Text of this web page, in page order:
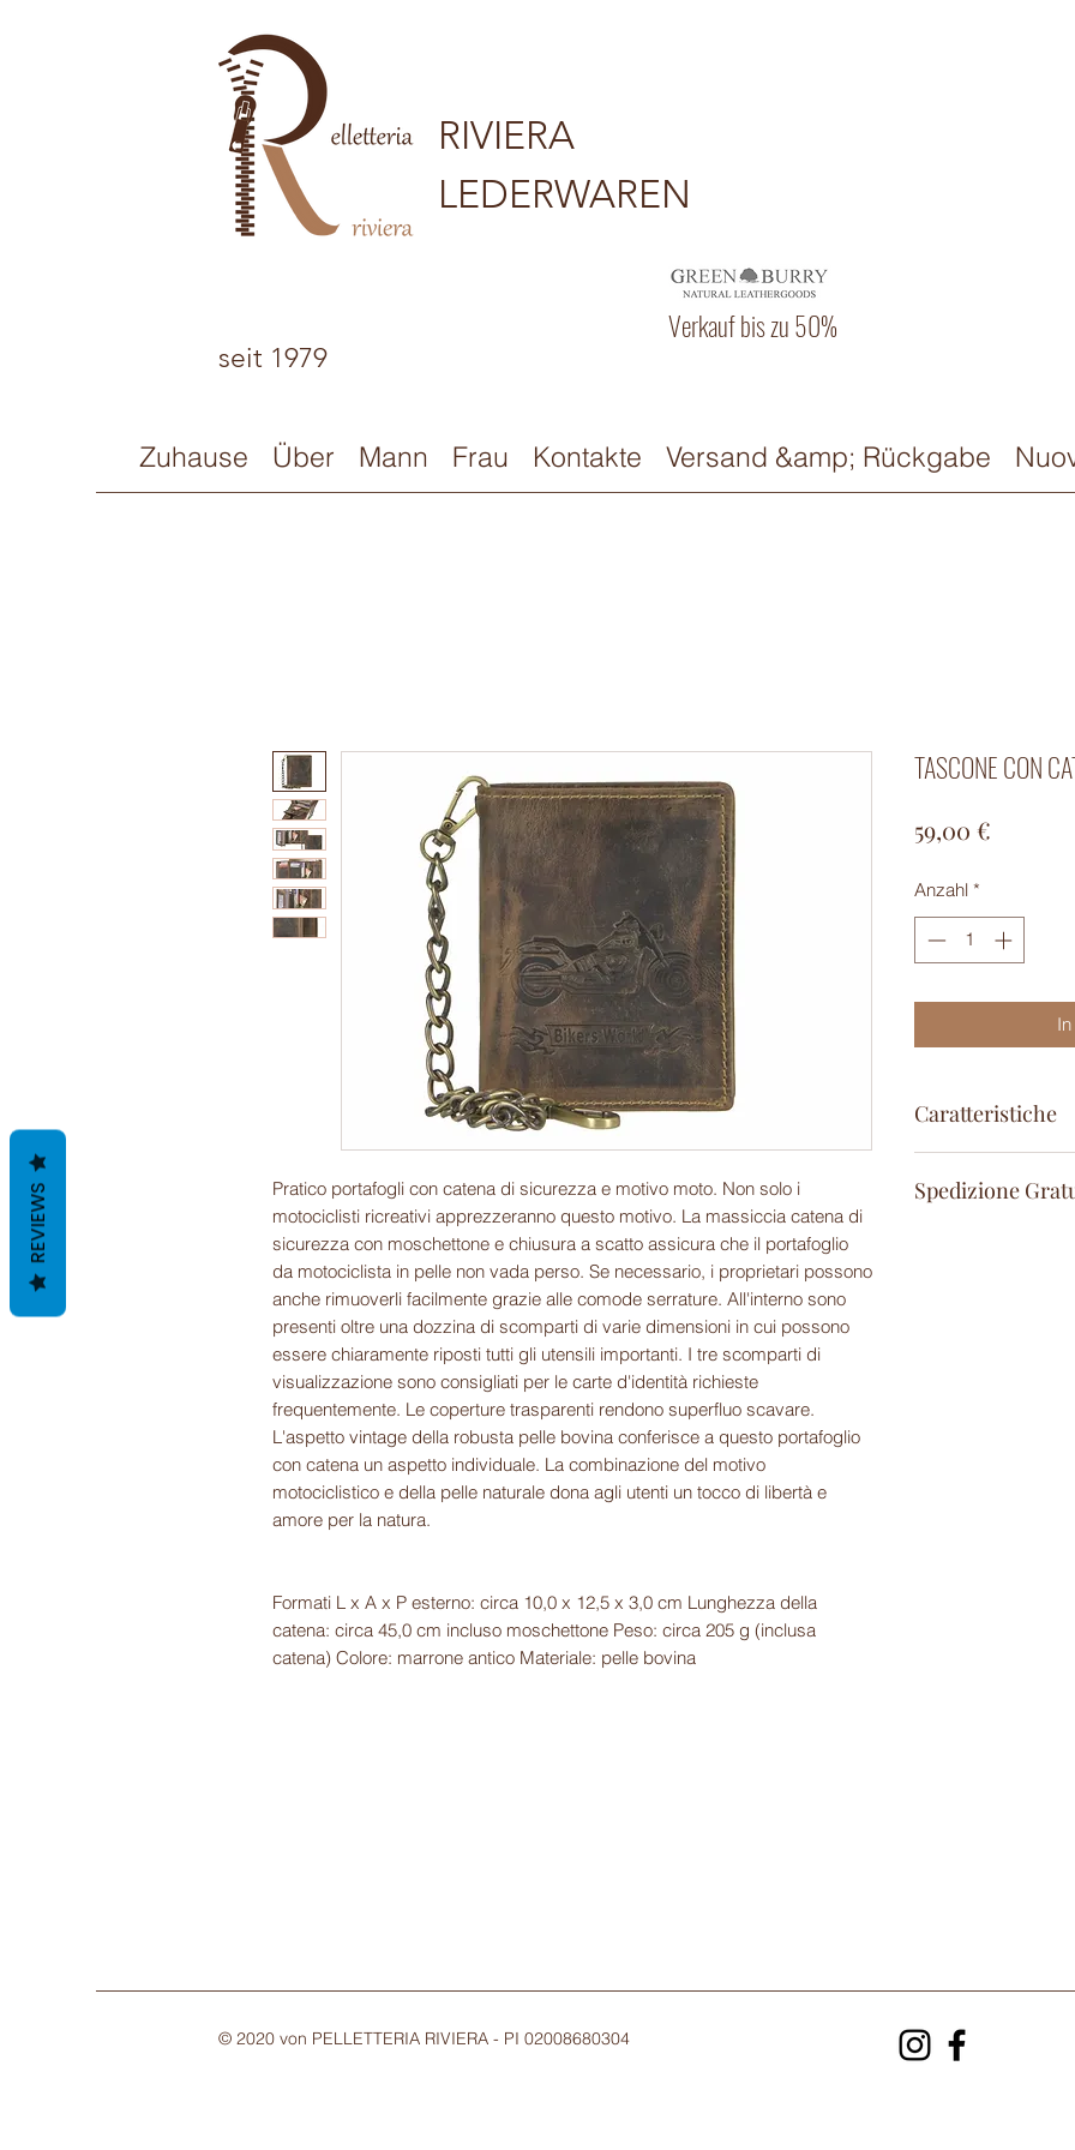
seit 1979
RIVIERA
LEDERWAREN
Verkauf bis zu 50%
Zuhause Über Mann Frau Kontakte Versand &amp; Rückgabe
Pratico portafogli con catena di sicurezza e motivo moto. Non solo i
motociclisti ricreativi apprezzeranno questo motivo. La massiccia catena di
sicurezza con moschettone e chiusura a scatto assicura che il portafoglio
da motociclista in pelle non vada perso. Se necessario, i proprietari possono
anche rimuoverli facilmente grazie alle comode serrature. All'interno sono
presenti oltre una dozzina di scomparti di varie dimensioni in cui possono
essere chiaramente riposti tutti gli utensili importanti. I tre scomparti di
visualizzazione sono consigliati per le carte d'identità richieste
frequentemente. Le coperture trasparenti rendono superfluo scavare.
L'aspetto vintage della robusta pelle bovina conferisce a questo portafoglio
con catena un aspetto individuale. La combinazione del motivo
motociclistico e della pelle naturale dona agli utenti un tocco di libertà e
amore per la natura.
Formati L x A x P esterno: circa 10,0 x 12,5 x 3,0 cm Lunghezza della
catena: circa 45,0 cm incluso moschettone Peso: circa 205 g (inclusa
catena) Colore: marrone antico Materiale: pelle bovina
TASCONE CON
59,00 €
Anzahl *
Caratteristiche
8 scomparti per
Spedizione
© 2020 von PELLETTERIA RIVIERA - PI 02008680304
REVIEWS